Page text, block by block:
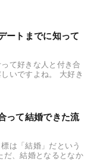
ートまでに知って
て好きな人と付き合
いですよね。 大好き
って結婚できた流
は「結婚」だという
だ、結婚となるとなか